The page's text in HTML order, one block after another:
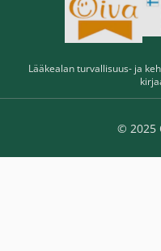
Lääkealan turvallisuus- ja
© 2025